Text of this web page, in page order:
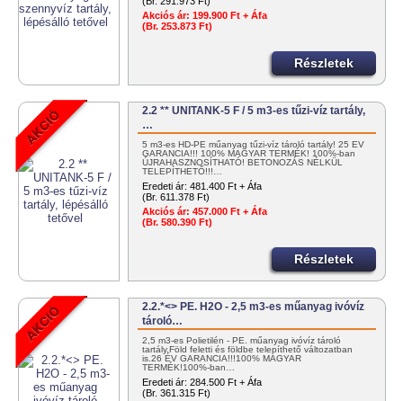
Akciós ár: 199.900 Ft + Áfa
(Br. 253.873 Ft)
Részletek
2.2 ** UNITANK-5 F / 5 m3-es tűzi-víz tartály,
…
5 m3-es HD-PE műanyag tűzi-víz tároló tartály! 25 ÉV
GARANCIA!!! 100% MAGYAR TERMÉK! 100%-ban
ÚJRAHASZNOSÍTHATÓ! BETONOZÁS NÉLKÜL
TELEPÍTHETŐ!!!…
Eredeti ár: 481.400 Ft + Áfa
(Br. 611.378 Ft)
Akciós ár: 457.000 Ft + Áfa
(Br. 580.390 Ft)
Részletek
2.2.*<> PE. H2O - 2,5 m3-es műanyag ivóvíz
tároló…
2,5 m3-es Polietilén - PE. műanyag ivóvíz tároló
tartály.Föld feletti és földbe telepíthető változatban
is.26 ÉV GARANCIA!!!100% MAGYAR
TERMÉK!100%-ban…
Eredeti ár: 284.500 Ft + Áfa
(Br. 361.315 Ft)